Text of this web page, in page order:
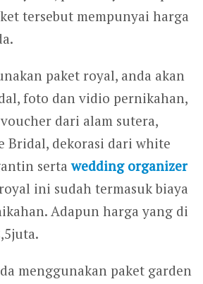
tersebut mempunyai harga
paket royal, anda akan
foto dan vidio pernikahan,
dari alam sutera,
Bridal, dekorasi dari white
sertawedding organizer
ini sudah termasuk biaya
Adapun harga yang di
menggunakan paket garden